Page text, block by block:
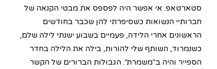
סטארטאפ. אי אפשר היה לפספס את מבטי הקנאה של
חברותיי הנשואות כשסיפרתי להן שכבר בחודשים
הראשונים אחרי הלידה, פעמיים בשבוע ישנתי לילה שלם,
כשנמרוד, השותף שלי להורות, בילה את הלילה בחדר
הספייר והיה ב"משמרת". הגבולות הברורים של הקשר